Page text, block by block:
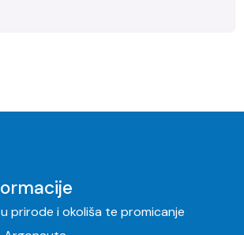
prirode i okoliša te promicanje